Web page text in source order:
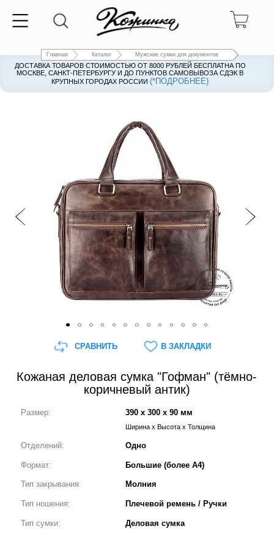
Главная Каталог Мужские сумки для документов
ДОСТАВКА ТОВАРОВ СТОИМОСТЬЮ ОТ 8000 РУБЛЕЙ БЕСПЛАТНА ПО
МОСКВЕ, САНКТ-ПЕТЕРБУРГУ И ДО ПУНКТОВ САМОВЫВОЗА СДЭК В
КРУПНЫХ ГОРОДАХ РОССИИ(*ПОДРОБНЕЕ)
ДОСТАВКА ТОВАРОВ СТОИМОСТЬЮ ОТ 8000 РУБЛЕЙ БЕСПЛАТНА ПО
МОСКВЕ, САНКТ-ПЕТЕРБУРГУ И ДО ПУНКТОВ САМОВЫВОЗА СДЭК В
КРУПНЫХ ГОРОДАХ РОССИИ(*ПОДРОБНЕЕ)
Кожаная деловая сумка "Гофман" (тёмно-
коричневый антик)
Размер: 390 x 300 x 90 мм
Ширина x Высота x Толщина
Отделений: Одно
Формат: Большие (более А4)
Тип закрывания: Молния
Тип ношения: Плечевой ремень / Ручки
Тип сумки: Деловая сумка
СРАВНИТЬ В ЗАКЛАДКИ